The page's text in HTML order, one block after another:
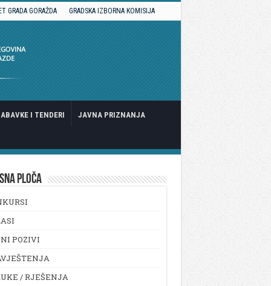
GRADA GORAŽDA GRADSKA IZBORNA KOMISIJA
I TENDERI JAVNA PRIZNANJA
PLOČA
POZIVI
/ RJEŠENJA